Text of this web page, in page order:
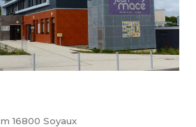
16800 Soyaux